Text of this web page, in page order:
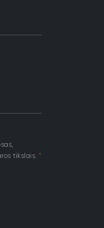
tikslais. *